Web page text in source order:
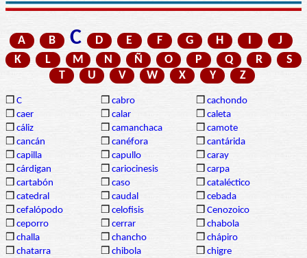
A B C D E F G H I
J
K
L M N Ñ O P Q R
S
T
U V W X Y Z
❒ C ❒ cabro ❒ cachondo
❒ caer ❒ calar ❒ caleta
❒ cáliz ❒ camanchaca ❒ camote
❒ cancán ❒ canéfora ❒ cantárida
❒ capilla ❒ capullo ❒ caray
❒ cárdigan ❒ cariocinesis ❒ carpa
❒ cartabón ❒ caso ❒ cataléctico
❒ catedral ❒ caudal ❒ cebada
❒ cefalópodo ❒ celofisis ❒ Cenozoico
❒ ceporro ❒ cerrar ❒ chabola
❒ challa ❒ chancho ❒ chápiro
❒ chatarra ❒ chibola ❒ chigre